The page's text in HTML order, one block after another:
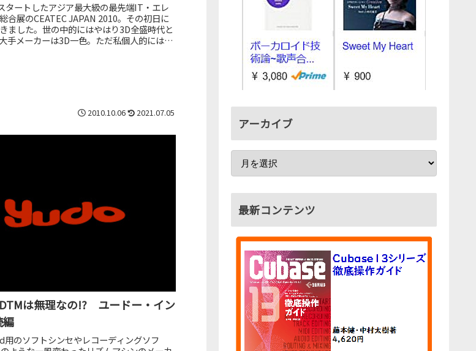
タートしたアジア最大級の最先端IT・エレ
合展のCEATEC JAPAN 2010。その初日に
ました。世の中的にはやはり3D全盛時代と
手メーカーは3D一色。ただ私個人的にはメ
2010.10.06 2021.07.05
は無理なの!? ユードー・イン
編
のソフトシンセやレコーディングソフ
アーカイブ
最新コンテンツ